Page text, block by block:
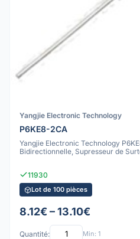
Yangjie Electronic Technology
P6KE8-2CA
Yangjie Electronic Technology
Bidirectionnelle, Supresseur de
11930
Lot de 100 pièces
8.12€ – 13.10€
Quantité: Min: 1